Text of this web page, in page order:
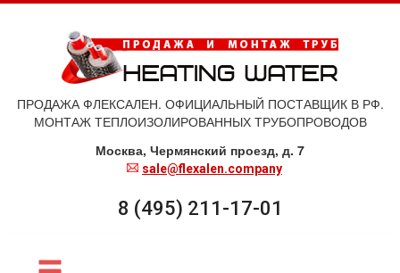
ПРОДАЖА ФЛЕКСАЛЕН. ОФИЦИАЛЬНЫЙ ПОСТАВЩИК В РФ.
МОНТАЖ ТЕПЛОИЗОЛИРОВАННЫХ ТРУБОПРОВОДОВ
Москва, Чермянский проезд, д. 7
sale@flexalen.company
8 (495) 211-17-01